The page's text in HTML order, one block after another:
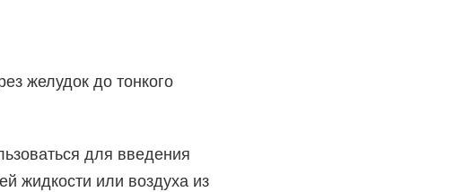
желудок до тонкого
для введения
жидкости или воздуха из